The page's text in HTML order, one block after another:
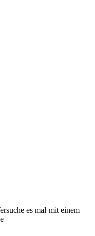
es mal mit einem